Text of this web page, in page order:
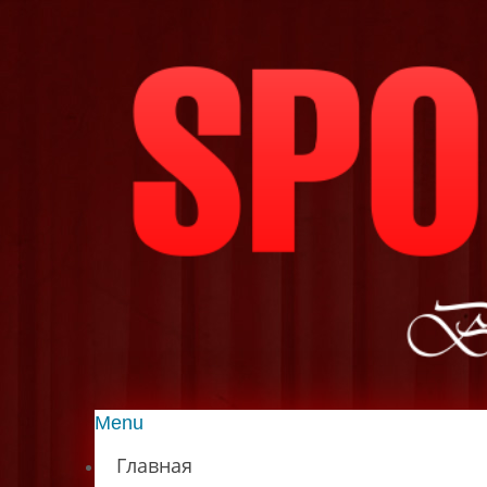
Menu
Главная